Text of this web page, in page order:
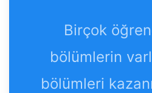
Birçok
bölümlerin
bölümleri